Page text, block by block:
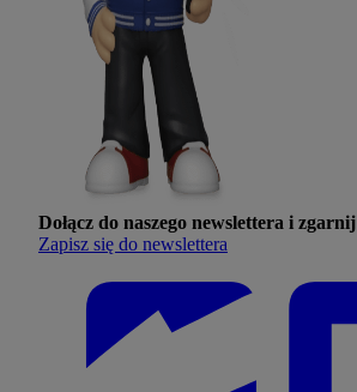
Dołącz do naszego newslettera i zgarnij
Zapisz się do newslettera